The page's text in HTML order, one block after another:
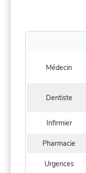
Médecin
Dentiste
Infirmier
Pharmacie
Urgences